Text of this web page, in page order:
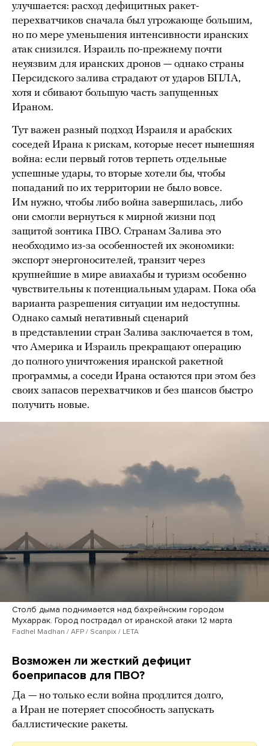
улучшается: расход дефицитных ракет-
перехватчиков сначала был угрожающе большим,
но по мере уменьшения интенсивности иранских
атак снизился. Израиль по-прежнему почти
неуязвим для иранских дронов — однако страны
Персидского залива страдают от ударов БПЛА,
хотя и сбивают большую часть запущенных
Ираном.
Тут важен разный подход Израиля и арабских
соседей Ирана к рискам, которые несет нынешняя
война: если первый готов терпеть отдельные
успешные удары, то вторые хотели бы, чтобы
попаданий по их территории не было вовсе.
Им нужно, чтобы либо война завершилась, либо
они смогли вернуться к мирной жизни под
защитой зонтика ПВО. Странам Залива это
необходимо из-за особенностей их экономики:
экспорт энергоносителей, транзит через
крупнейшие в мире авиахабы и туризм особенно
чувствительны к потенциальным ударам. Пока оба
варианта разрешения ситуации им недоступны.
Однако самый негативный сценарий
в представлении стран Залива заключается в том,
что Америка и Израиль прекращают операцию
до полного уничтожения иранской ракетной
программы, а соседи Ирана остаются при этом без
своих запасов перехватчиков и без шансов быстро
получить новые.
Столб дыма поднимается над бахрейнским городом
Мухаррак. Город пострадал от иранской атаки 12 марта
Fadhel Madhan / AFP / Scanpix / LETA
Возможен ли жесткий дефицит
боеприпасов для ПВО?
Да — но только если война продлится долго,
а Иран не потеряет способность запускать
баллистические ракеты.